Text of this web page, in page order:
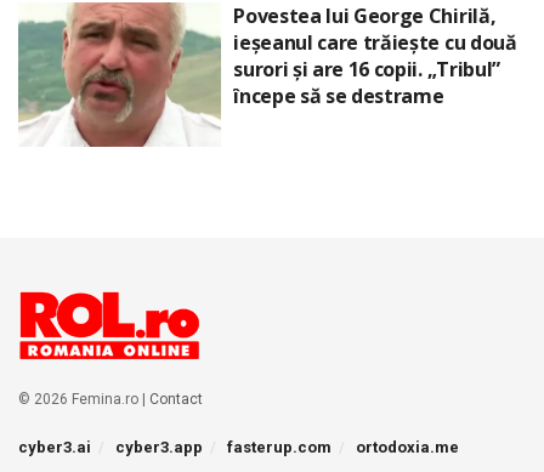
Povestea lui George Chirilă,
ieșeanul care trăiește cu două
surori și are 16 copii. „Tribul”
începe să se destrame
© 2026 Femina.ro | Contact
cyber3.ai cyber3.app fasterup.com ortodoxia.me